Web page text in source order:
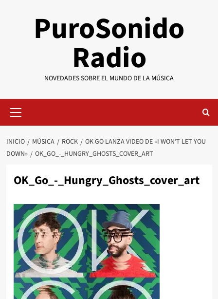
PuroSonido
Radio
NOVEDADES SOBRE EL MUNDO DE LA MÚSICA
primario
INICIO MÚSICA ROCK
OK GO LANZA VIDEO DE «I WON’T LET YOU
DOWN»
OK_GO_-_HUNGRY_GHOSTS_COVER_ART
OK_Go_-_Hungry_Ghosts_cover_art